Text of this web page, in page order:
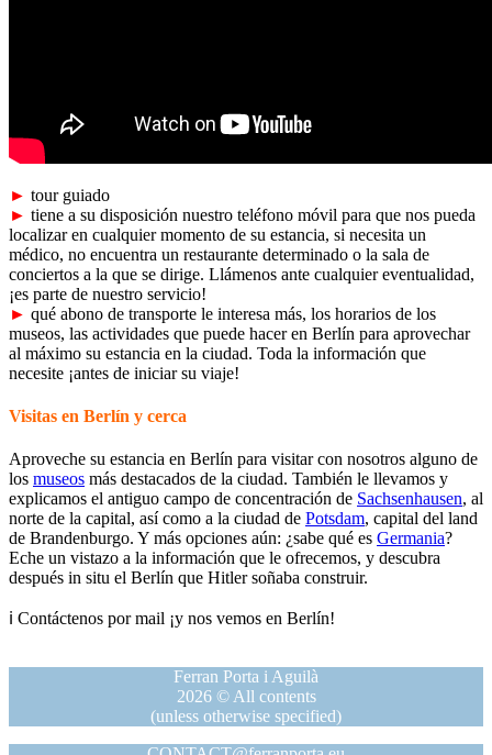
► tour guiado
► tiene a su disposición nuestro teléfono móvil para que nos pueda
localizar en cualquier momento de su estancia, si necesita un
médico, no encuentra un restaurante determinado o la sala de
conciertos a la que se dirige. Llámenos ante cualquier eventualidad,
¡es parte de nuestro servicio!
► qué abono de transporte le interesa más, los horarios de los
museos, las actividades que puede hacer en Berlín para aprovechar
al máximo su estancia en la ciudad. Toda la información que
necesite ¡antes de iniciar su viaje!
Visitas en Berlín y cerca
Aproveche su estancia en Berlín para visitar con nosotros alguno de
los museos más destacados de la ciudad. También le llevamos y
explicamos el antiguo campo de concentración de Sachsenhausen, al
norte de la capital, así como a la ciudad de Potsdam, capital del land
de Brandenburgo. Y más opciones aún: ¿sabe qué es Germania?
Eche un vistazo a la información que le ofrecemos, y descubra
después in situ el Berlín que Hitler soñaba construir.
ℹ Contáctenos por mail ¡y nos vemos en Berlín!
Ferran Porta i Aguilà
2026 © All contents
(unless otherwise specified)